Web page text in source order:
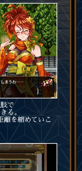
で
る。
離を縮めていこ